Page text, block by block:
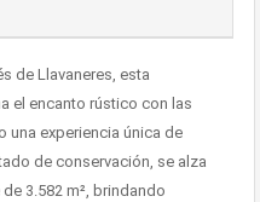
de Llavaneres, esta
el encanto rústico con las
experiencia única de
de conservación, se alza
3.582 m², brindando